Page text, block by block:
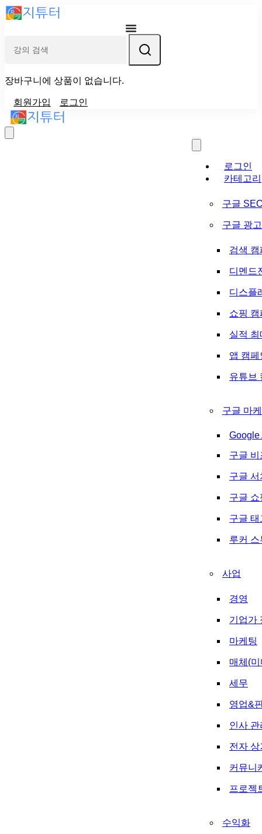
장바구니에 상품이 없습니다.
회원가입 로그인
로그인
카테고리
구글
구글 광
검색 캠
디멘드
디스플
쇼핑 캠
실적
앱 캠페
유튜브
구글 마
Google
구글
구글
구글 쇼
구글
루커
사업
경영
기업가
마케팅
매체(
세무
영업&
인사 관
전자 상
커뮤니
프로젝
수익화